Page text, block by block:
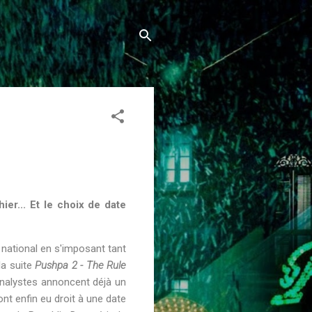
Et le choix de date
en s'imposant tant
suitePushpa 2 - The Rule
annoncent déjà un
enfin eu droit à une date